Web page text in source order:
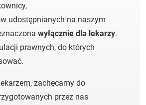
udostępnianych na naszym
wyłącznie dla lekarzy.
prawnych, do których
zachęcamy do
przez nas